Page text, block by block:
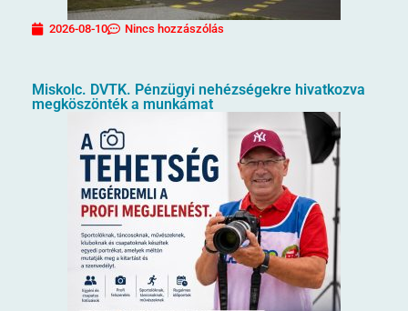
2026-08-10 Nincs hozzászólás
Miskolc. DVTK. Pénzügyi nehézségekre hivatkozva
megköszönték a munkámat